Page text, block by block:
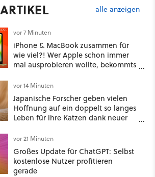
alle anzeigen
vor 7 Minuten
iPhone & MacBook zusammen für
wie viel?! Wer Apple schon immer
mal ausprobieren wollte, bekommts
günstig
vor 14 Minuten
Japanische Forscher geben vielen
Hoffnung auf ein doppelt so langes
Leben für ihre Katzen dank neuer
Community-Diskussion zeigt, dass
es nicht so einfach ist
vor 21 Minuten
Großes Update für ChatGPT: Selbst
kostenlose Nutzer profitieren
gerade